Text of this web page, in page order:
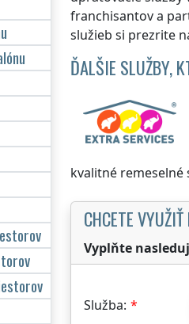
franchisantov a
služieb si prezrite
ĎALŠIE SLUŽBY,
kvalitné remeselné
CHCETE
Vyplňte
Služba: